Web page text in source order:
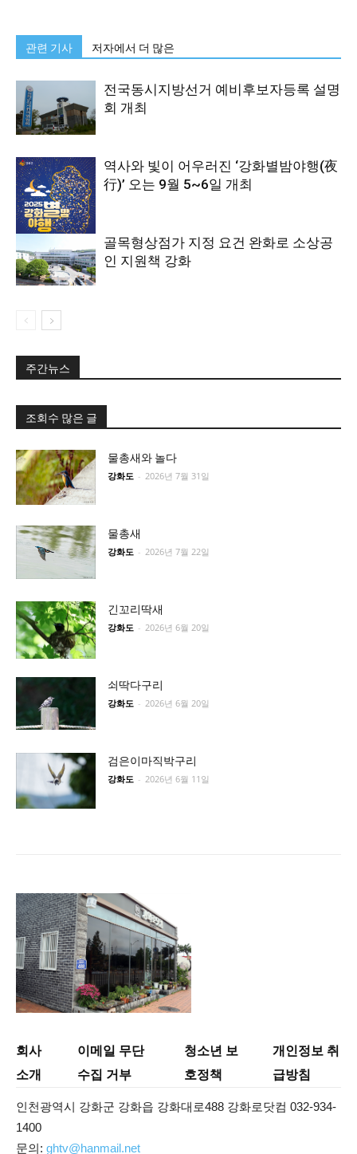
관련 기사 저자에서 더 많은
전국동시지방선거 예비후보자등록 설명
회 개최
역사와 빛이 어우러진 ‘강화별밤야행(夜
行)’ 오는 9월 5~6일 개최
골목형상점가 지정 요건 완화로 소상공
인 지원책 강화
주간뉴스
조회수 많은 글
물총새와 놀다
강화도 - 2026년 7월 31일
물총새
강화도 - 2026년 7월 22일
긴꼬리딱새
강화도 - 2026년 6월 20일
쇠딱다구리
강화도 - 2026년 6월 20일
검은이마직박구리
강화도 - 2026년 6월 11일
회사
소개
이메일 무단
수집 거부
청소년 보
호정책
개인정보 취
급방침
인천광역시 강화군 강화읍 강화대로488 강화로닷컴 032-934-
1400
문의: ghtv@hanmail.net